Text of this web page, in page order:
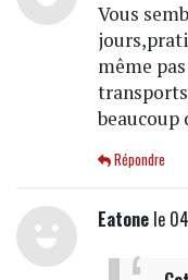
Vous
même
beaucoup
Répondre
Eatonele